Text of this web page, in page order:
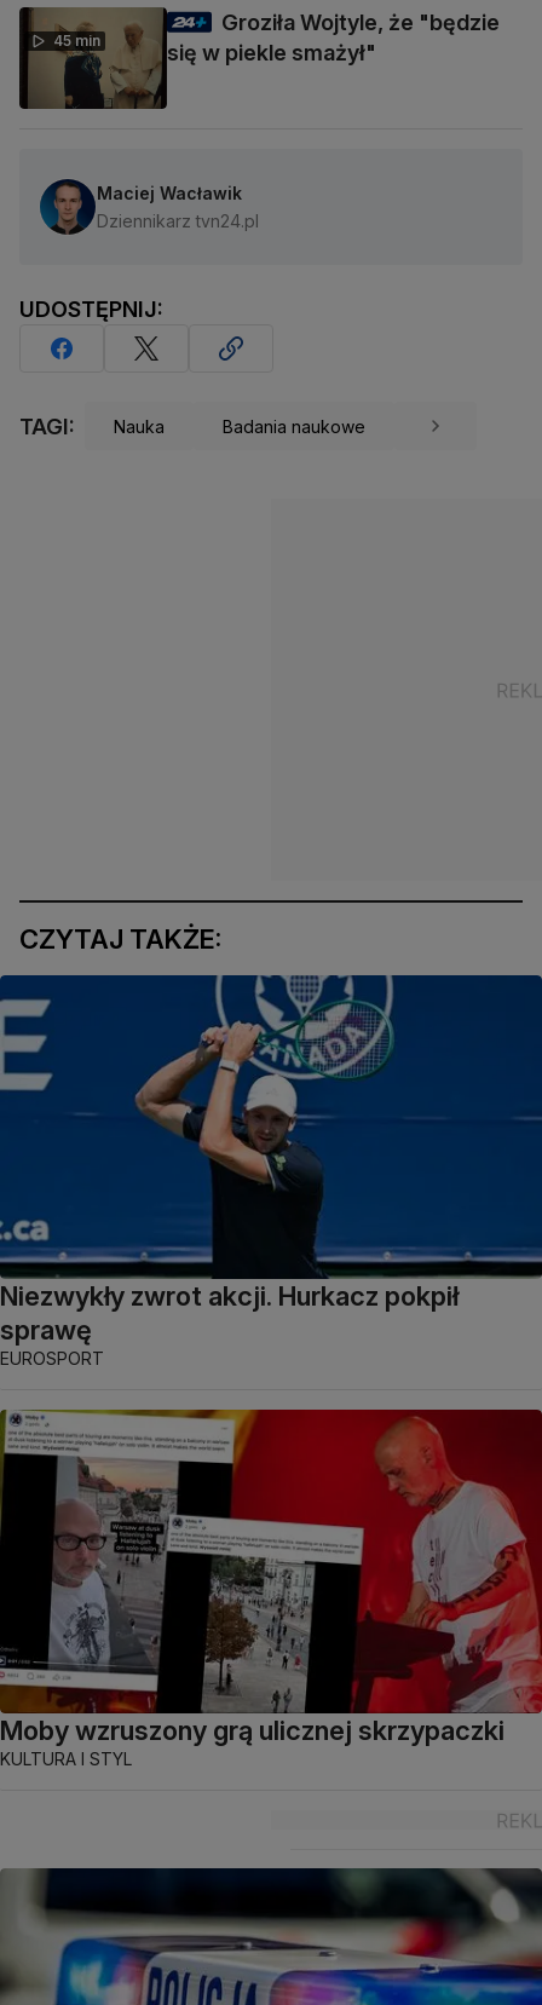
45 min
Groziła Wojtyle, że "będzie
się w piekle smażył"
Maciej Wacławik
Dziennikarz tvn24.pl
UDOSTĘPNIJ:
TAGI: Nauka Badania naukowe
CZYTAJ TAKŻE:
Niezwykły zwrot akcji. Hurkacz pokpił
sprawę
EUROSPORT
Moby wzruszony grą ulicznej skrzypaczki
KULTURA I STYL